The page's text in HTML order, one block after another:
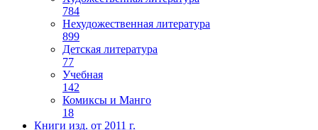
784
Нехудожественная литература
899
Детская литература
77
Учебная
142
Комиксы и Манго
18
Книги изд. от 2011 г.